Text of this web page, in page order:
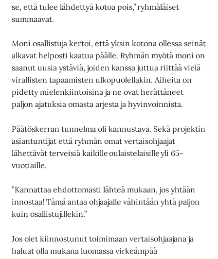
se, että tulee lähdettyä kotoa pois,” ryhmäläiset
summaavat.
Moni osallistuja kertoi, että yksin kotona ollessa seinät
alkavat helposti kaatua päälle. Ryhmän myötä moni on
saanut uusia ystäviä, joiden kanssa juttua riittää vielä
virallisten tapaamisten ulkopuolellakin. Aiheita on
pidetty mielenkiintoisina ja ne ovat herättäneet
paljon ajatuksia omasta arjesta ja hyvinvoinnista.
Päätöskerran tunnelma oli kannustava. Sekä projektin
asiantuntijat että ryhmän omat vertaisohjaajat
lähettävät terveisiä kaikille oulaistelaisille yli 65-
vuotiaille.
”Kannattaa ehdottomasti lähteä mukaan, jos yhtään
innostaa! Tämä antaa ohjaajalle vähintään yhtä paljon
kuin osallistujillekin.”
Jos olet kiinnostunut toimimaan vertaisohjaajana ja
haluat olla mukana luomassa virkeämpää